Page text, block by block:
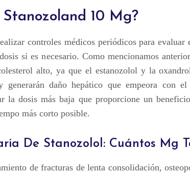
Stanozoland 10 Mg?
controles médicos periódicos para
si es necesario. Como mencionamos
alto, ya que el estanozolol y la
generarán daño hepático que empeora con
la dosis más baja que proporcione un
más corto posible.
De Stanozolol: Cuántos Mg
de fracturas de lenta consolidación,